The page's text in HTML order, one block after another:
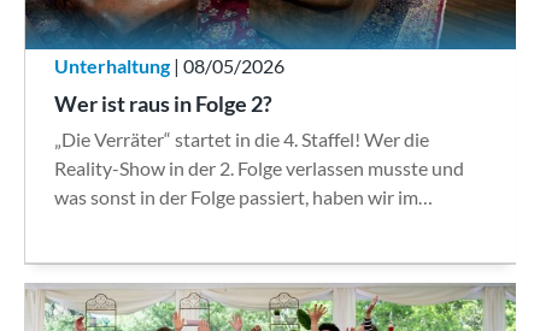
Unterhaltung| 08/05/2026
Wer ist raus in Folge 2?
„Die Verräter“ startet in die 4. Staffel! Wer die
Reality-Show in der 2. Folge verlassen musste und
was sonst in der Folge passiert, haben wir im…